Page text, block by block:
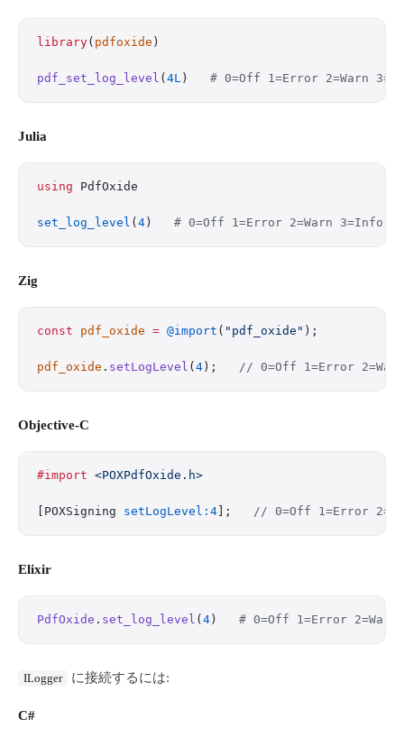
library( pdfoxide )
pdf_set_log_level ( 4L ) # 0=Off 1=Error 2=Warn
Julia
using PdfOxide
set_log_level ( 4 ) # 0=Off 1=Error 2=Warn 3=Info
Zig
const pdf_oxide = @import ( "pdf_oxide" );
pdf_oxide . setLogLevel ( 4 ); // 0=Off 1=Error
Objective-C
#import <POXPdfOxide.h>
[POXSigning setLogLevel:4 ]; // 0=Off 1=Error
Elixir
PdfOxide . set_log_level ( 4 ) # 0=Off 1=Error 2=Warn
ILogger に接続するには:
C#